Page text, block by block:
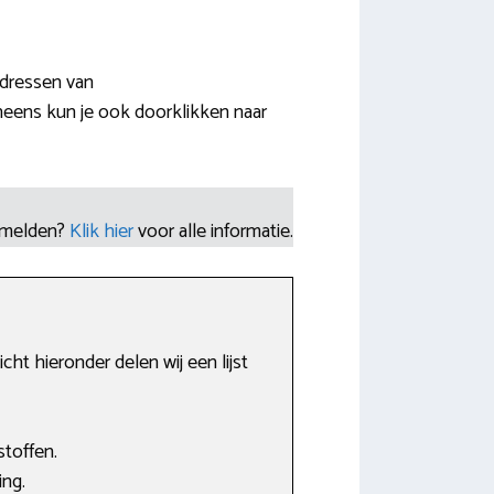
van
kun je ook doorklikken naar
Klik hiervoor alle informatie.
hieronder delen wij een lijst